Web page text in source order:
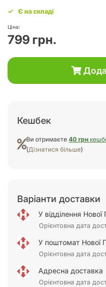
Є на складі
Ціна:
799 грн.
Кешбек
Ви отримаєте 40 грн
(Дізнатися більше)
Варіанти доставки
У відділення
Орієнтовна дата
У поштомат Нової
Орієнтовна дата
Адресна доставка
Орієнтовна дата